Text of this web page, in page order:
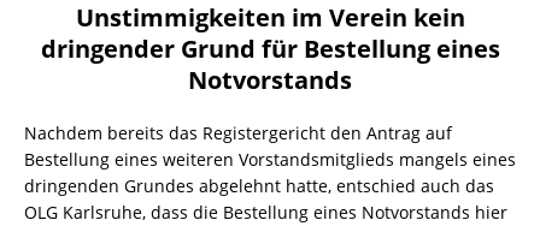
Unstimmigkeiten im Verein kein
dringender Grund für Bestellung eines
Notvorstands
Nachdem bereits das Registergericht den Antrag auf
Bestellung eines weiteren Vorstandsmitglieds mangels eines
dringenden Grundes abgelehnt hatte, entschied auch das
OLG Karlsruhe, dass die Bestellung eines Notvorstands hier